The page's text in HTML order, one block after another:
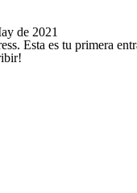
de 2021
Esta es tu primera